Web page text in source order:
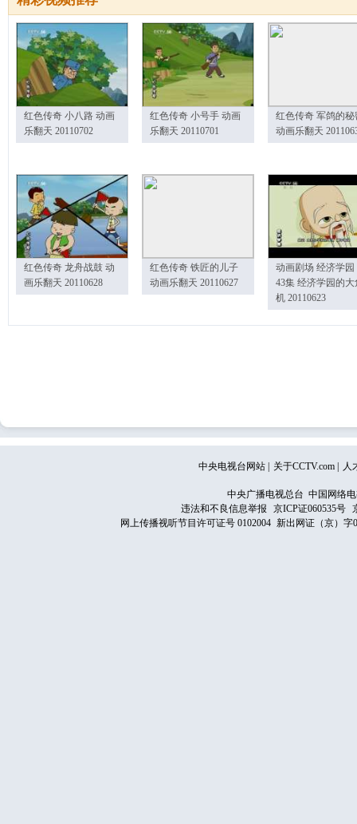
红色传奇 小八路 动画
乐翻天 20110702
红色传奇 小号手 动画
乐翻天 20110701
红色传奇 军鸽的秘
动画乐翻天
红色传奇 龙舟战鼓 动
画乐翻天 20110628
红色传奇 铁匠的儿子
动画乐翻天 20110627
动画剧场 经济学园
43集 经济学园的大
机 20110623
中央电视台网站 关于CCTV.com 人
中央广播电视总台 中国网络
违法和不良信息举报
京ICP证060535号
网上传播视听节目许可证号 0102004 新出网证（京）